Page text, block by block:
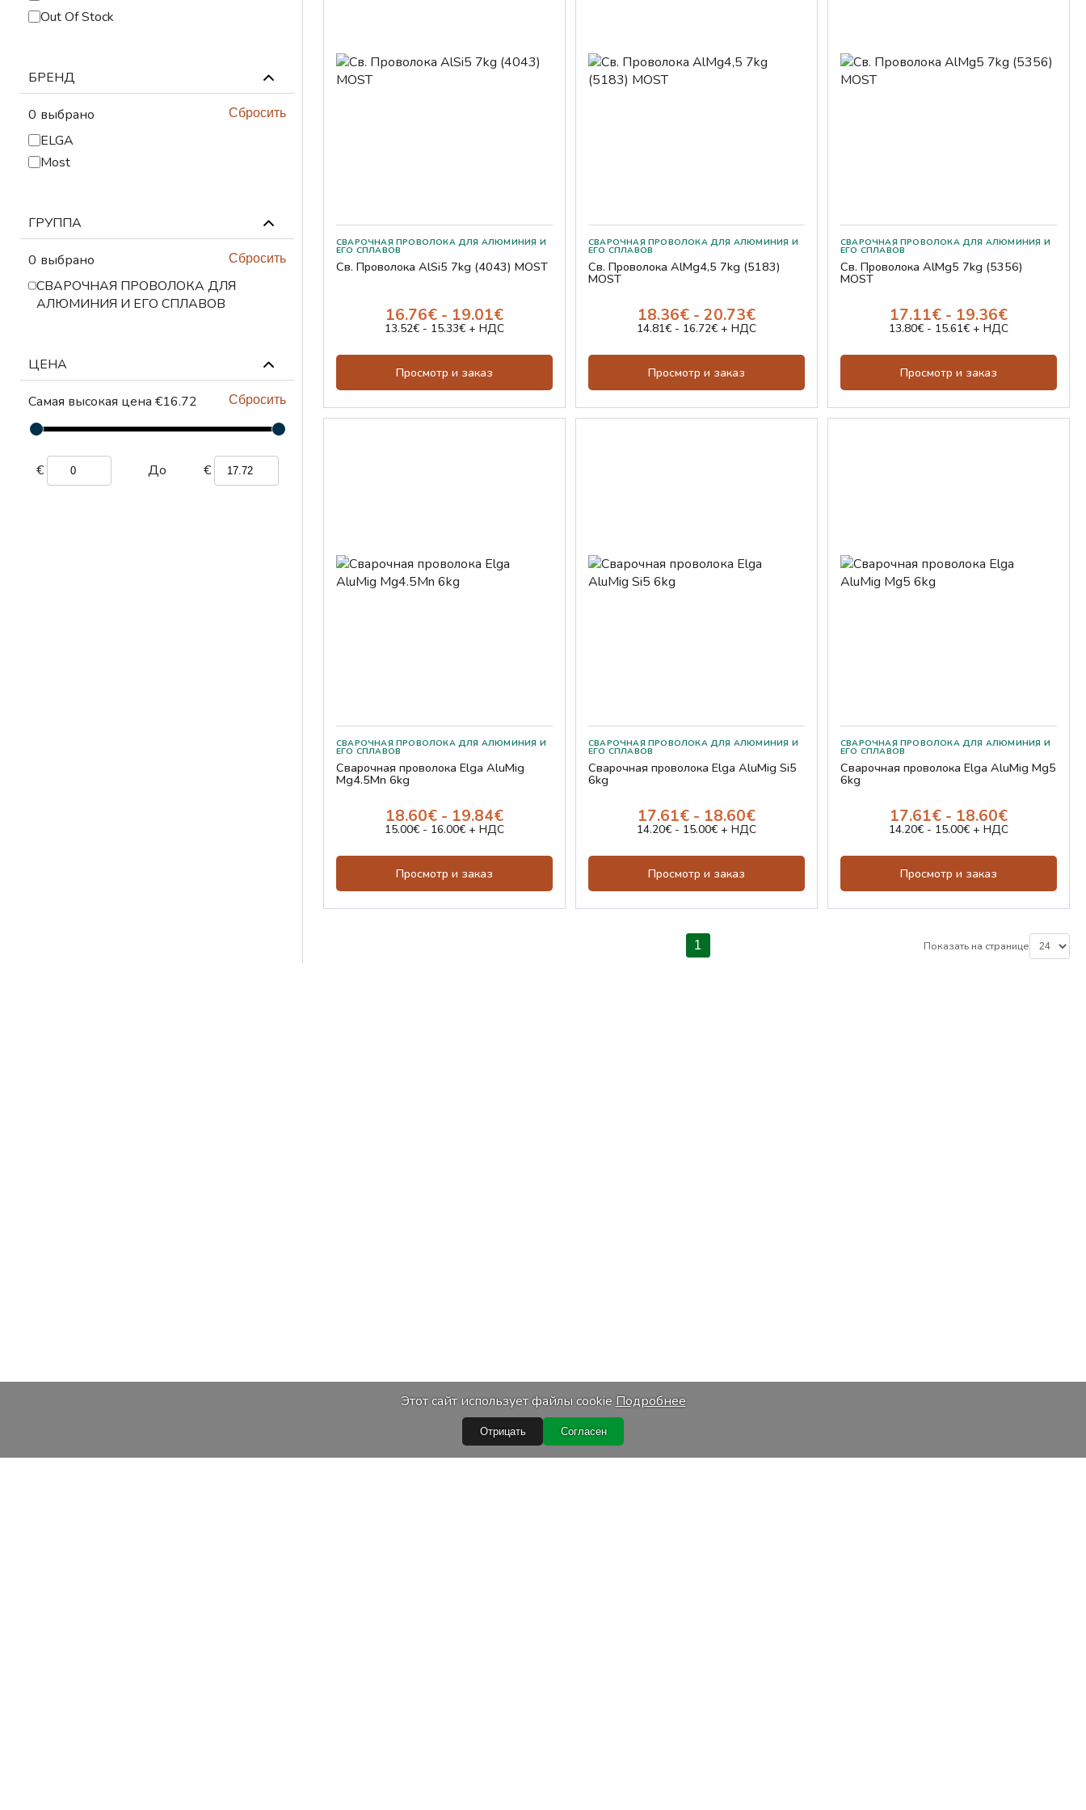
ПРИНАДЛЕЖНОСТИ
СИЗЫ
СВАРОЧНЫЙ СТОЛ И
ПРИСПОСОБЛЕНИЯ
ГАЗОВАЯ РЕЗКА
ЛЕНТОЧНОПИЛЬНЫЕ
АВТОМАТИЗАЦИЯ
ТЕХНИЧЕСКАЯ
ХИМИЯ
ПОДЪЕМНЫЕ
ВЕНТИЛЯЦИОННЫЕ
Out Of Stock
БРЕНД
0 выбрано Сбросить
ELGA
Most
ГРУППА
0 выбрано Сбросить
СВАРОЧНАЯ ПРОВОЛОКА ДЛЯ
АЛЮМИНИЯ И ЕГО СПЛАВОВ
ЦЕНА
Самая высокая цена €16.72 Сбросить
€ До €
СВАРОЧНАЯ ПРОВОЛОКА ДЛЯ АЛЮМИНИЯ И ЕГО СПЛАВОВ
Св. Проволока AlSi5 7kg (4043) MOST
16.76€ - 19.01€
13.52€ - 15.33€ + НДС
Просмотр и заказ
СВАРОЧНАЯ ПРОВОЛОКА ДЛЯ АЛЮМИНИЯ И ЕГО СПЛАВОВ
Св. Проволока AlMg4,5 7kg (5183)
MOST
18.36€ - 20.73€
14.81€ - 16.72€ + НДС
Просмотр и заказ
СВАРОЧНАЯ ПРОВОЛОКА ДЛЯ АЛЮМИНИЯ И ЕГО СПЛАВОВ
Св. Проволока AlMg5 7kg (5356)
MOST
17.11€ - 19.36€
13.80€ - 15.61€ + НДС
Просмотр и заказ
СВАРОЧНАЯ ПРОВОЛОКА ДЛЯ АЛЮМИНИЯ И ЕГО СПЛАВОВ
Сварочная проволока Elga AluMig
Mg4.5Mn 6kg
18.60€ - 19.84€
15.00€ - 16.00€ + НДС
Просмотр и заказ
СВАРОЧНАЯ ПРОВОЛОКА ДЛЯ АЛЮМИНИЯ И ЕГО СПЛАВОВ
Сварочная проволока Elga AluMig Si5
6kg
17.61€ - 18.60€
14.20€ - 15.00€ + НДС
Просмотр и заказ
СВАРОЧНАЯ ПРОВОЛОКА ДЛЯ АЛЮМИНИЯ И ЕГО СПЛАВОВ
Сварочная проволока Elga AluMig Mg5
6kg
17.61€ - 18.60€
14.20€ - 15.00€ + НДС
Просмотр и заказ
1 Показать на странице
Этот сайт использует файлы cookieПодробнее
Отрицать Согласен